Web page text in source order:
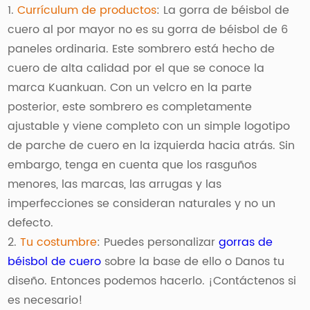
1.Currículum de productos: La gorra de béisbol de
cuero al por mayor no es su gorra de béisbol de 6
paneles ordinaria. Este sombrero está hecho de
cuero de alta calidad por el que se conoce la
marca Kuankuan. Con un velcro en la parte
posterior, este sombrero es completamente
ajustable y viene completo con un simple logotipo
de parche de cuero en la izquierda hacia atrás. Sin
embargo, tenga en cuenta que los rasguños
menores, las marcas, las arrugas y las
imperfecciones se consideran naturales y no un
defecto.
2.Tu costumbre: Puedes personalizargorras de
béisbol de cuero sobre la base de ello o Danos tu
diseño. Entonces podemos hacerlo. ¡Contáctenos si
es necesario!